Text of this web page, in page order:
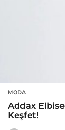
MODA
Addax
Keşfet!